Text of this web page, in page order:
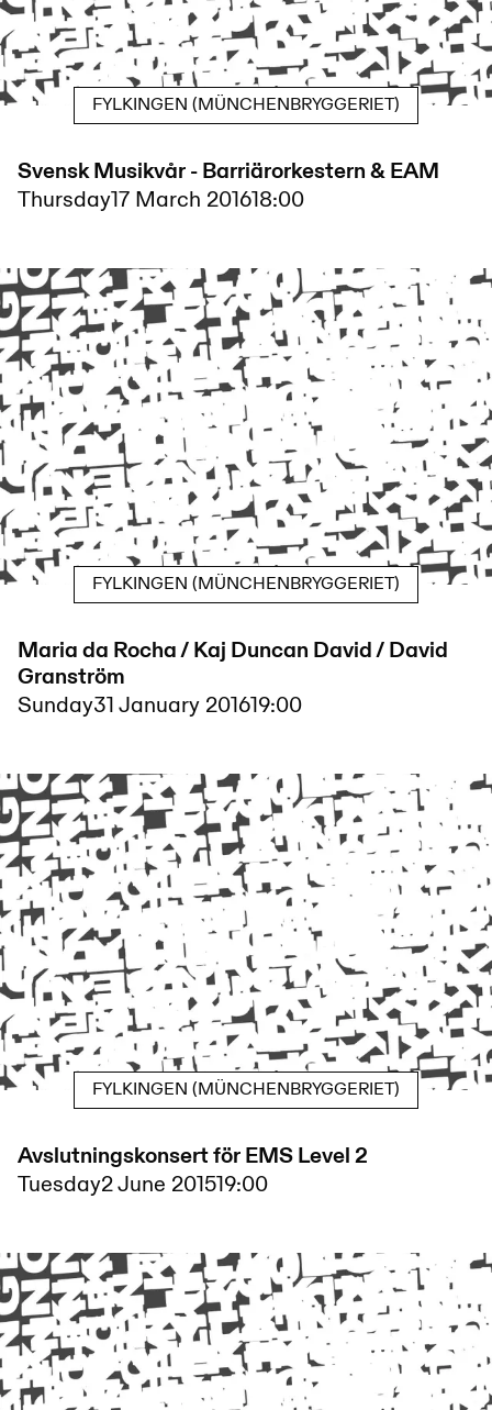
FYLKINGEN (MÜNCHENBRYGGERIET)
Svensk Musikvår - Barriärorkestern & EAM
Thursday17 March 201618:00
FYLKINGEN (MÜNCHENBRYGGERIET)
Maria da Rocha / Kaj Duncan David / David
Granström
Sunday31 January 201619:00
FYLKINGEN (MÜNCHENBRYGGERIET)
Avslutningskonsert för EMS Level 2
Tuesday2 June 201519:00